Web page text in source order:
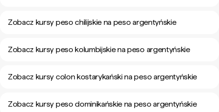
Zobacz kursy peso chilijskie na peso argentyńskie
Zobacz kursy peso kolumbijskie na peso argentyńskie
Zobacz kursy colon kostarykański na peso argentyńskie
Zobacz kursy peso dominikańskie na peso argentyńskie